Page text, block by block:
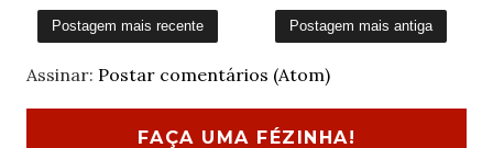
Postagem mais recente Postagem mais antiga
Assinar: Postar comentários (Atom)
FAÇA UMA FÉZINHA!